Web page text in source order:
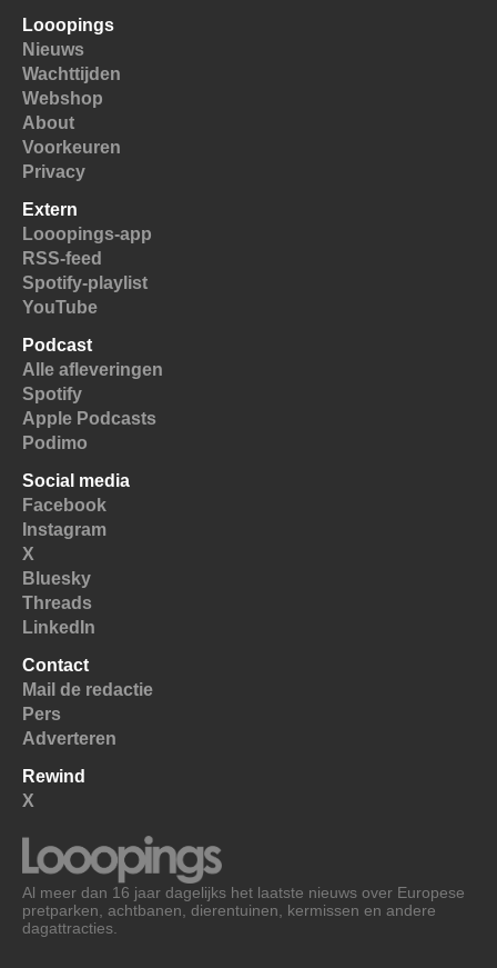
Looopings
Nieuws
Wachttijden
Webshop
About
Voorkeuren
Privacy
Extern
Looopings-app
RSS-feed
Spotify-playlist
YouTube
Podcast
Alle afleveringen
Spotify
Apple Podcasts
Podimo
Social media
Facebook
Instagram
X
Bluesky
Threads
LinkedIn
Contact
Mail de redactie
Pers
Adverteren
Rewind
X
Al meer dan 16 jaar dagelijks het laatste nieuws over Europese
pretparken, achtbanen, dierentuinen, kermissen en andere
dagattracties.